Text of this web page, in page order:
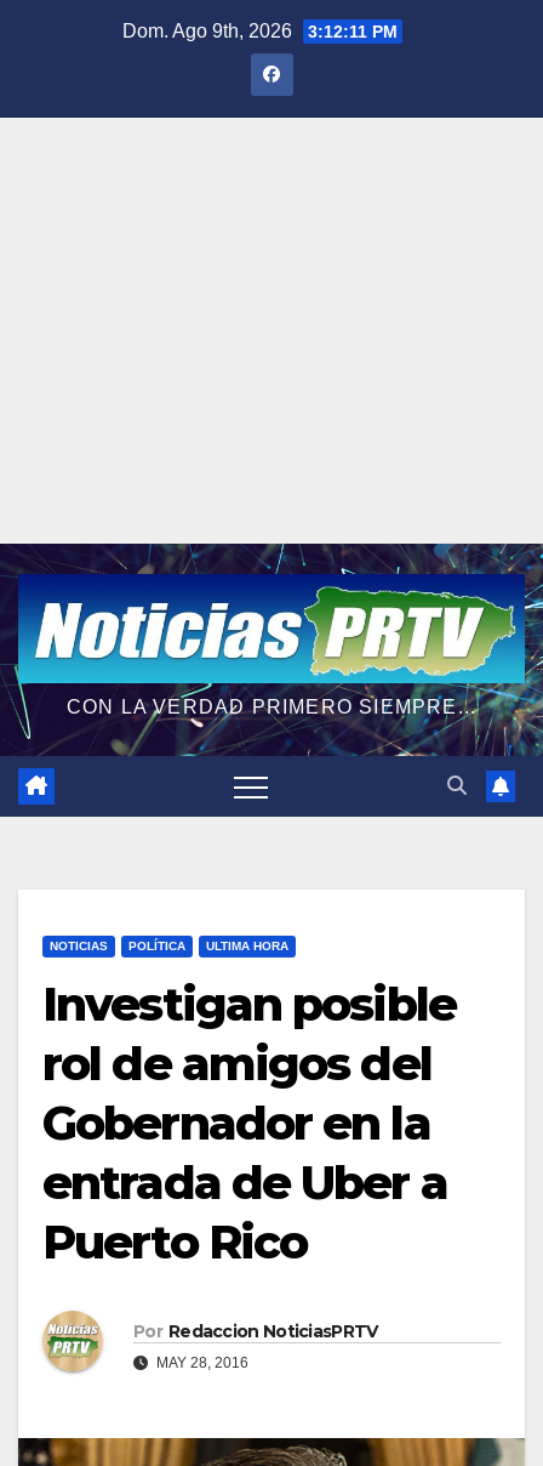
Dom. Ago 9th, 2026 3:12:12 PM
CON LA VERDAD PRIMERO SIEMPRE...
NOTICIAS POLÍTICA ULTIMA HORA
Investigan posible
rol de amigos del
Gobernador en la
entrada de Uber a
Puerto Rico
Por Redaccion NoticiasPRTV
MAY 28, 2016